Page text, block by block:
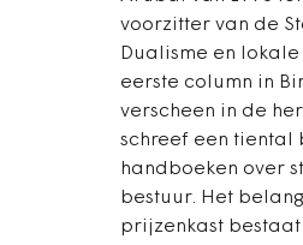
voorzitter van de
Dualisme en
eerste column in
verscheen in de
schreef een tiental
handboeken over
bestuur. Het
prijzenkast